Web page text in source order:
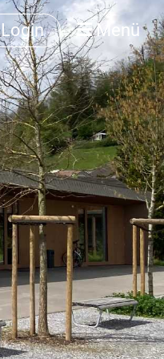
Login Menü